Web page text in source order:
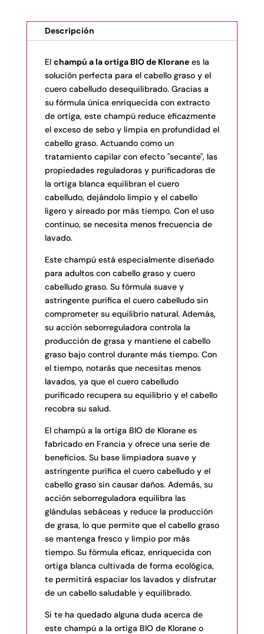
ortiga
KLORANE
cantidad
Descripción
El champú a la ortiga BIO de Kloranees la
solución perfecta para el cabello graso y el
cuero cabelludo desequilibrado. Gracias a
su fórmula única enriquecida con extracto
de ortiga, este champú reduce eficazmente
el exceso de sebo y limpia en profundidad el
cabello graso. Actuando como un
tratamiento capilar con efecto "secante", las
propiedades reguladoras y purificadoras de
la ortiga blanca equilibran el cuero
cabelludo, dejándolo limpio y el cabello
ligero y aireado por más tiempo. Con el uso
continuo, se necesita menos frecuencia de
lavado.
Este champú está especialmente diseñado
para adultos con cabello graso y cuero
cabelludo graso. Su fórmula suave y
astringente purifica el cuero cabelludo sin
comprometer su equilibrio natural. Además,
su acción seborreguladora controla la
producción de grasa y mantiene el cabello
graso bajo control durante más tiempo. Con
el tiempo, notarás que necesitas menos
lavados, ya que el cuero cabelludo
purificado recupera su equilibrio y el cabello
recobra su salud.
El champú a la ortiga BIO de Klorane es
fabricado en Francia y ofrece una serie de
beneficios. Su base limpiadora suave y
astringente purifica el cuero cabelludo y el
cabello graso sin causar daños. Además, su
acción seborreguladora equilibra las
glándulas sebáceas y reduce la producción
de grasa, lo que permite que el cabello graso
se mantenga fresco y limpio por más
tiempo. Su fórmula eficaz, enriquecida con
ortiga blanca cultivada de forma ecológica,
te permitirá espaciar los lavados y disfrutar
de un cabello saludable y equilibrado.
Si te ha quedado alguna duda acerca de
este champú a la ortiga BIO de Klorane o